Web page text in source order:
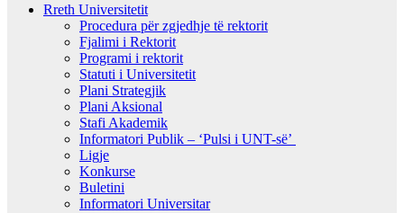
Rreth Universitetit
Procedura për zgjedhje të rektorit
Fjalimi i Rektorit
Programi i rektorit
Statuti i Universitetit
Plani Strategjik
Plani Aksional
Stafi Akademik
Informatori Publik – ‘Pulsi i UNT-së’
Ligje
Konkurse
Buletini
Informatori Universitar